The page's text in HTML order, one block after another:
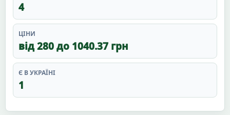
4
ЦІНИ
від 280 до 1040.37 грн
Є В УКРАЇНІ
1